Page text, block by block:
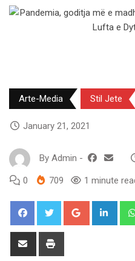
Arte-Media Stil Jete
January 21, 2021
By Admin -
0 709 1 minute
Google+
Share